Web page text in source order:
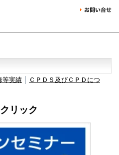
等実績
ＣＰＤＳ及びＣＰＤにつ
リック